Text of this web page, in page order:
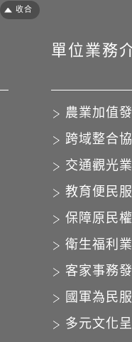
單位業務
農業加值
跨域整合
交通觀光
教育便民
保障原民
衛生福利
客家事務
國軍為民
多元文化